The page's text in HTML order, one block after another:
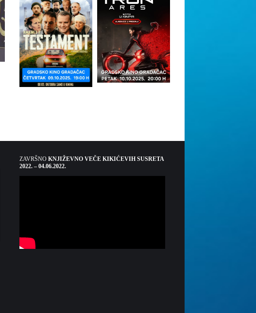
ZAVRŠNO KNJIŽEVNO VEČE KIKIĆEVIH SUSRETA
2022. – 04.06.2022.